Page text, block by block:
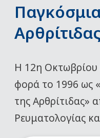
Αρθρίτιδας
Η 12η Οκτωβρίου
φορά το 1996 ως
της Αρθρίτιδας»
Ρευματολογίας